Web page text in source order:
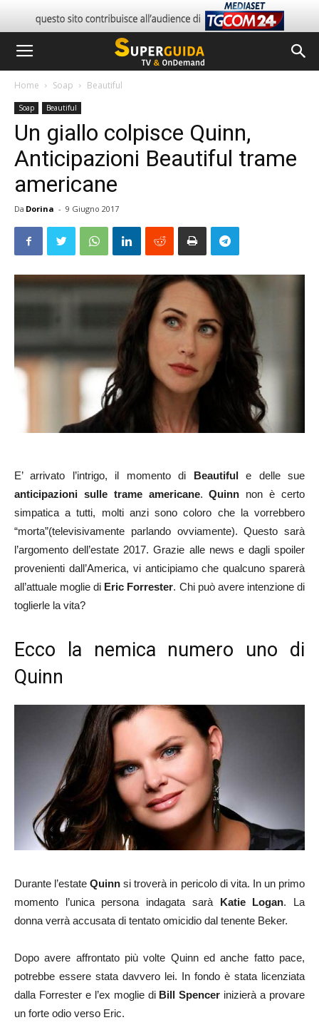
Home Soap Beautiful
Soap Beautiful
Un giallo colpisce Quinn,
Anticipazioni Beautiful trame
americane
Da Dorina - 9 Giugno 2017
E’ arrivato l’intrigo, il momento di Beautiful
e delle sue
anticipazioni sulle trame americane.Quinn non è certo
simpatica a tutti, molti anzi sono coloro che la vorrebbero
“morta”(televisivamente parlando ovviamente). Questo sarà
l’argomento dell’estate 2017. Grazie alle news e dagli spoiler
provenienti dall’America, vi anticipiamo che qualcuno sparerà
all’attuale moglie di Eric Forrester. Chi può avere intenzione di
toglierle la vita?
Ecco la nemica numero uno di
Quinn
Durante l’estate Quinn si troverà in pericolo di vita. In un primo
momento l’unica persona indagata sarà
Katie Logan. La
donna verrà accusata di tentato omicidio dal tenente Beker.
Dopo avere affrontato più volte Quinn ed anche fatto pace,
potrebbe essere stata davvero lei. In fondo è stata licenziata
dalla Forrester e l’ex moglie di Bill Spencer inizierà a provare
un forte odio verso Eric.